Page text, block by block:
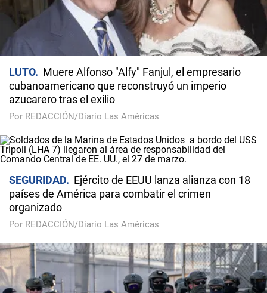
LUTO
Muere Alfonso "Alfy" Fanjul, el empresario
cubanoamericano que reconstruyó un imperio
azucarero tras el exilio
Por REDACCIÓN/Diario Las Américas
SEGURIDAD
Ejército de EEUU lanza alianza con 18
países de América para combatir el crimen
organizado
Por REDACCIÓN/Diario Las Américas